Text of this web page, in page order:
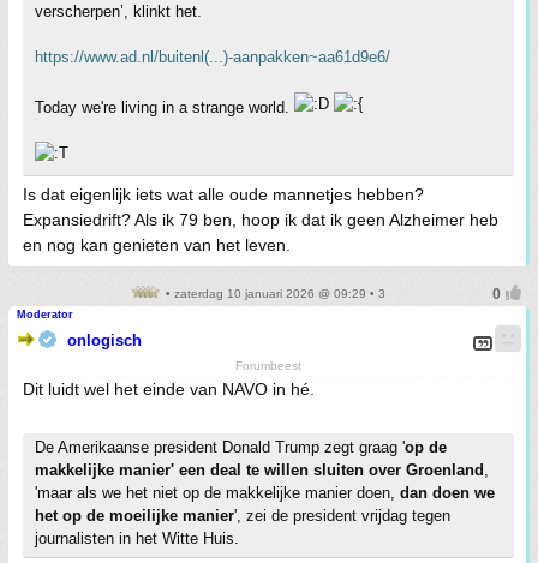
verscherpen’, klinkt het.
https://www.ad.nl/buitenl(...)-aanpakken~aa61d9e6/
Today we're living in a strange world.
Is dat eigenlijk iets wat alle oude mannetjes hebben?
Expansiedrift? Als ik 79 ben, hoop ik dat ik geen Alzheimer heb
en nog kan genieten van het leven.
• zaterdag 10 januari 2026 @ 09:29 • 3
Moderator
onlogisch
Forumbeest
Dit luidt wel het einde van NAVO in hé.
De Amerikaanse president Donald Trump zegt graag 'op de
makkelijke manier' een deal te willen sluiten over Groenland
'maar als we het niet op de makkelijke manier doen, dan doen we
het op de moeilijke manier', zei de president vrijdag tegen
journalisten in het Witte Huis.